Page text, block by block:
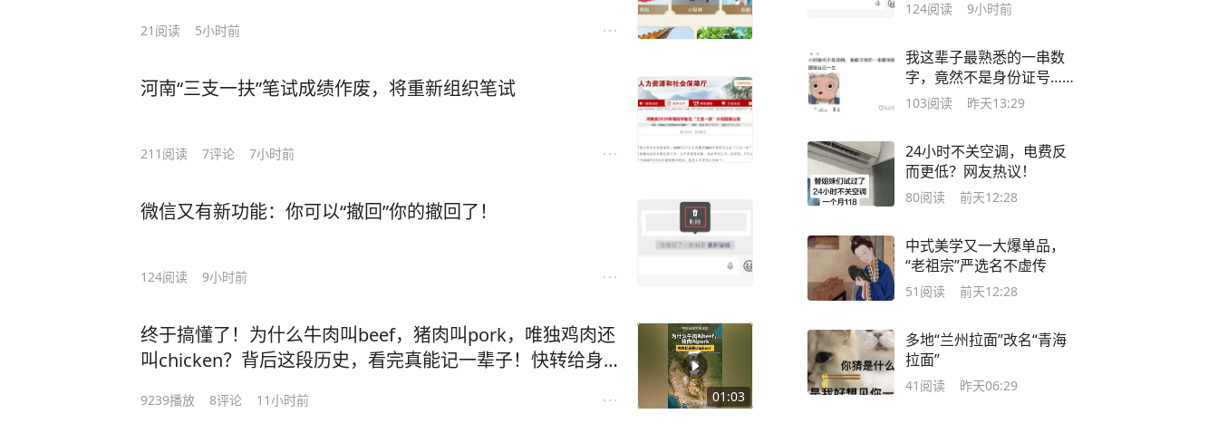
21 阅读 5小时前
河南“三支一扶”笔试成绩作废，将重新组织笔试
211 阅读 7评论 7小时前
微信又有新功能：你可以“撤回”你的撤回了！
124阅读 9小时前
01:03
终于搞懂了！为什么牛肉叫beef，猪肉叫pork，唯独鸡肉还
叫chicken？背后这段历史，看完真能记一辈子！快转给身
9239播放 8评论 11小时前
124阅读 9小时前
我这辈子最熟悉的一串数
字，竟然不是身份证号……
103阅读 昨天13:29
24小时不关空调，电费反
而更低？网友热议！
80阅读 前天12:28
中式美学又一大爆单品，
“老祖宗”严选名不虚传
51 阅读 前天12:28
多地“兰州拉面”改名“青海
拉面”
41 阅读 昨天06:29